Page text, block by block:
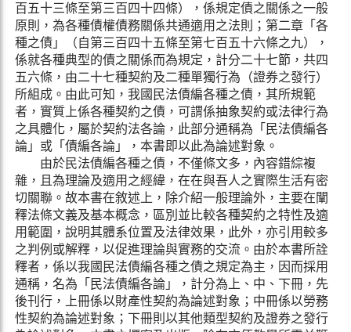
百五十三條至第三百四十四條），係規定債之關係之一般
原則，為各種債權債務關係共通適用之法則；第二章「各
種之債」（自第三百四十五條至第七百五十六條之九），
係就各種典型的債之關係而為規定，計分二十七節，共四
五六條，由二十七種契約及二種單獨行為（證券之發行）
所組成。由此可知，我國民法債編各種之債，其所規範
者，實質上係各種契約之債，可謂係抽象契約或法律行為
之具體化，屬於契約法各論，此部分通稱為「民法債編各
論」或「債編各論」，本書即以此為論述對象。
由於民法債編各種之債，不僅條文多，內容錯綜複
雜，且為理論及適用之經緯，在在與吾人之實際生活有密
切關聯。故本書在敘述上，除介紹一般理論外，主要在闡
釋法條文義及基本概念，區別並比較各種契約之特性及適
用範圍，說明其體系位置及法律效果，此外，亦引用較多
之判例或解釋，以促進理論與實務的交流。由於本書所詮
釋者，係以我國民法債編各種之債之規定為主，因而採用
通稱，名為「民法債編各論」，計分為上、中、下冊，先
後刊行，上冊係以財產性契約為論述對象；中冊係以勞務
性契約為論述對象；下冊則以其他類型契約及證券之發行